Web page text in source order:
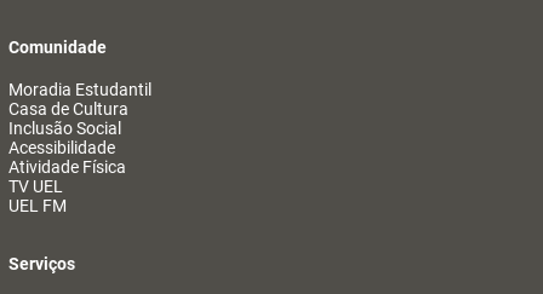
Comunidade
Moradia Estudantil
Casa de Cultura
Inclusão Social
Acessibilidade
Atividade Física
TV UEL
UEL FM
Serviços